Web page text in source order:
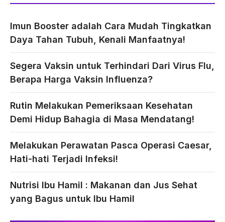
Imun Booster adalah Cara Mudah Tingkatkan
Daya Tahan Tubuh, Kenali Manfaatnya!
Segera Vaksin untuk Terhindari Dari Virus Flu,
Berapa Harga Vaksin Influenza?
Rutin Melakukan Pemeriksaan Kesehatan
Demi Hidup Bahagia di Masa Mendatang!
Melakukan Perawatan Pasca Operasi Caesar,
Hati-hati Terjadi Infeksi!
Nutrisi Ibu Hamil : Makanan dan Jus Sehat
yang Bagus untuk Ibu Hamil